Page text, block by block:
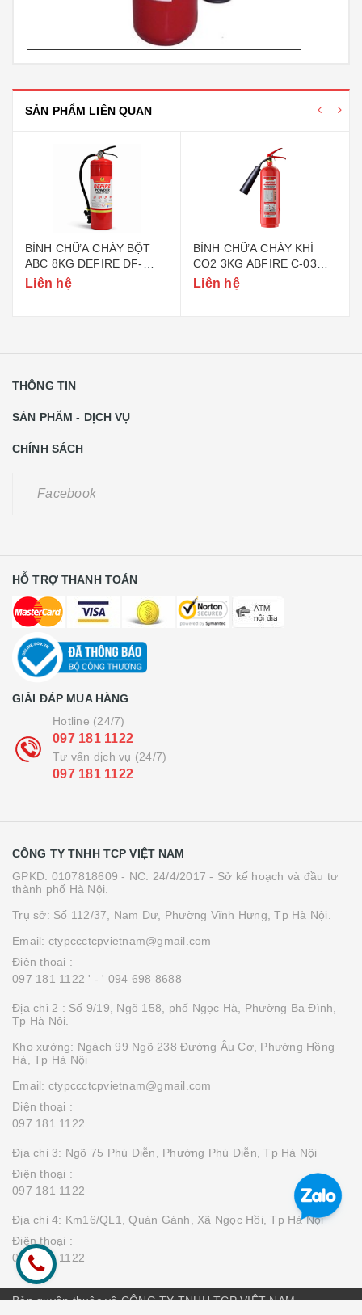
SẢN PHẨM LIÊN QUAN
BÌNH CHỮA CHÁY BỘT
ABC 8KG DEFIRE DF-
ABC8 (BỘ CÔNG AN)
Liên hệ
BÌNH CHỮA CHÁY KHÍ
CO2 3KG ABFIRE C-03
(TEM BỘ CÔNG AN)
Liên hệ
THÔNG TIN
SẢN PHẨM - DỊCH VỤ
CHÍNH SÁCH
Facebook
HỖ TRỢ THANH TOÁN
GIẢI ĐÁP MUA HÀNG
Hotline (24/7)
097 181 1122
Tư vấn dịch vụ (24/7)
097 181 1122
CÔNG TY TNHH TCP VIỆT NAM
GPKD: 0107818609 - NC: 24/4/2017 - Sở kế hoạch và đầu tư
thành phố Hà Nội.
Trụ sở: Số 112/37, Nam Dư, Phường Vĩnh Hưng, Tp Hà Nội.
Email: ctypccctcpvietnam@gmail.com
Điện thoại :
097 181 1122 ' - ' 094 698 8688
Địa chỉ 2 : Số 9/19, Ngõ 158, phố Ngọc Hà, Phường Ba Đình,
Tp Hà Nội.
Kho xưởng: Ngách 99 Ngõ 238 Đường Âu Cơ, Phường Hồng
Hà, Tp Hà Nội
Email: ctypccctcpvietnam@gmail.com
Điện thoại :
097 181 1122
Địa chỉ 3: Ngõ 75 Phú Diễn, Phường Phú Diễn, Tp Hà Nội
Điện thoại :
097 181 1122
Địa chỉ 4: Km16/QL1, Quán Gánh, Xã Ngọc Hồi, Tp Hà Nội
Điện thoại :
097 181 1122
Bản quyền thuộc về CÔNG TY TNHH TCP VIỆT NAM